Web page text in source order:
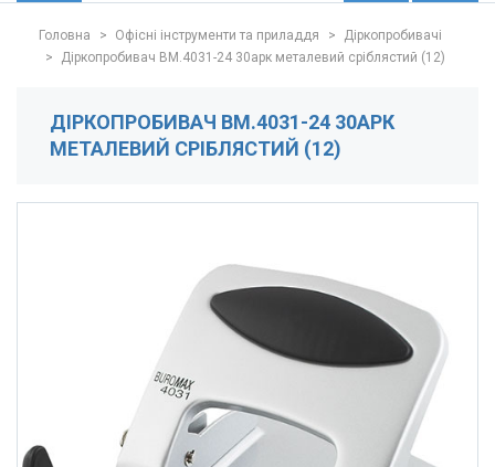
Головна > Офісні інструменти та приладдя >
Діркопробивачі
>
Діркопробивач BM.4031-24 30арк металевий сріблястий (12)
ДІРКОПРОБИВАЧ BM.4031-24 30АРК
МЕТАЛЕВИЙ СРІБЛЯСТИЙ (12)